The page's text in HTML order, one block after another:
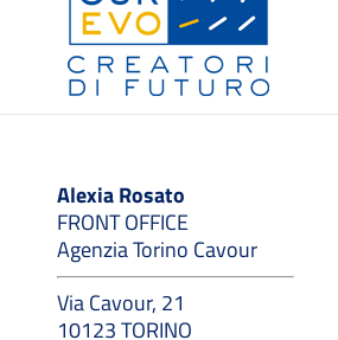
Alexia Rosato
FRONT OFFICE
Agenzia Torino Cavour
Via Cavour, 21
10123 TORINO